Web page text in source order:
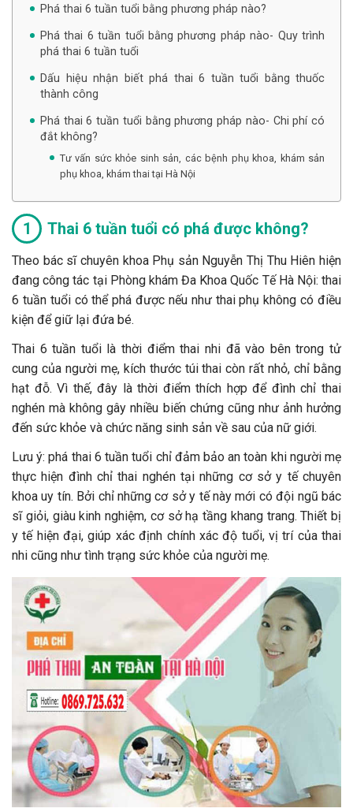
Phá thai 6 tuần tuổi bằng phương pháp nào?
Phá thai 6 tuần tuổi bằng phương pháp nào- Quy trình
phá thai 6 tuần tuổi
Dấu hiệu nhận biết phá thai 6 tuần tuổi bằng thuốc
thành công
Phá thai 6 tuần tuổi bằng phương pháp nào- Chi phí có
đắt không?
Tư vấn sức khỏe sinh sản, các bệnh phụ khoa, khám sản
phụ khoa, khám thai tại Hà Nội
Thai 6 tuần tuổi có phá được không?
Theo bác sĩ chuyên khoa Phụ sản Nguyễn Thị Thu Hiên hiện
đang công tác tại Phòng khám Đa Khoa Quốc Tế Hà Nội: thai
6 tuần tuổi có thể phá được nếu như thai phụ không có điều
kiện để giữ lại đứa bé.
Thai 6 tuần tuổi là thời điểm thai nhi đã vào bên trong tử
cung của người mẹ, kích thước túi thai còn rất nhỏ, chỉ bằng
hạt đỗ. Vì thế, đây là thời điểm thích hợp để đình chỉ thai
nghén mà không gây nhiều biến chứng cũng như ảnh hưởng
đến sức khỏe và chức năng sinh sản về sau của nữ giới.
Lưu ý: phá thai 6 tuần tuổi chỉ đảm bảo an toàn khi người mẹ
thực hiện đình chỉ thai nghén tại những cơ sở y tế chuyên
khoa uy tín. Bởi chỉ những cơ sở y tế này mới có đội ngũ bác
sĩ giỏi, giàu kinh nghiệm, cơ sở hạ tầng khang trang. Thiết bị
y tế hiện đại, giúp xác định chính xác độ tuổi, vị trí của thai
nhi cũng như tình trạng sức khỏe của người mẹ.